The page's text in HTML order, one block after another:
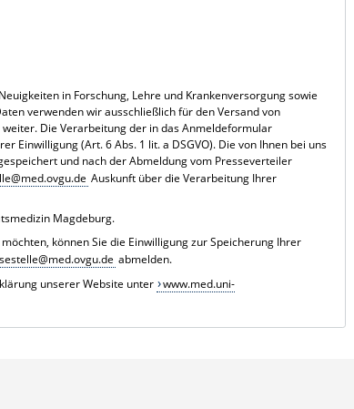
in Forschung, Lehre und Krankenversorgung sowie
verwenden wir ausschließlich für den Versand von
Die Verarbeitung der in das Anmeldeformular
Einwilligung (Art. 6 Abs. 1 lit. a DSGVO). Die von Ihnen bei uns
und nach der Abmeldung vom Presseverteiler
Auskunft über die Verarbeitung Ihrer
Magdeburg.
können Sie die Einwilligung zur Speicherung Ihrer
abmelden.
unserer Website unter www.med.uni-